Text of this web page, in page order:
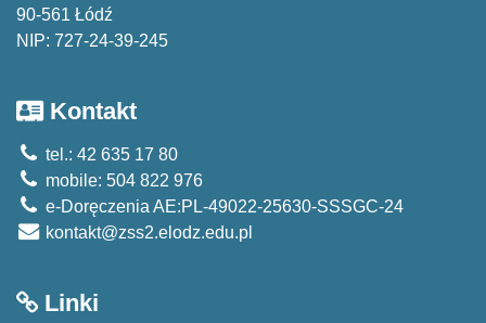
90-561 Łódź
NIP: 727-24-39-245
Kontakt
tel.: 42 635 17 80
mobile: 504 822 976
e-Doręczenia AE:PL-49022-25630-SSSGC-24
kontakt@zss2.elodz.edu.pl
Linki